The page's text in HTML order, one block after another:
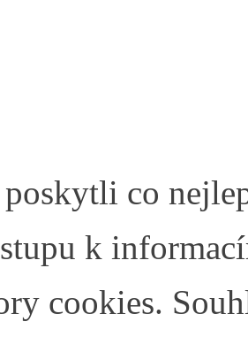
co
k
cookies.